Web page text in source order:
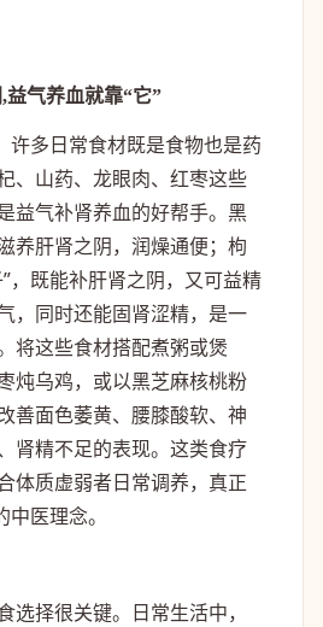
益气养血就靠“它”
许多日常食材既是食物也是药
、山药、龙眼肉、红枣这些
益气补肾养血的好帮手。黑
养肝肾之阴，润燥通便；枸
，既能补肝肾之阴，又可益精
，同时还能固肾涩精，是一
将这些食材搭配煮粥或煲
炖乌鸡，或以黑芝麻核桃粉
善面色萎黄、腰膝酸软、神
肾精不足的表现。这类食疗
体质虚弱者日常调养，真正
医理念。
选择很关键。日常生活中，